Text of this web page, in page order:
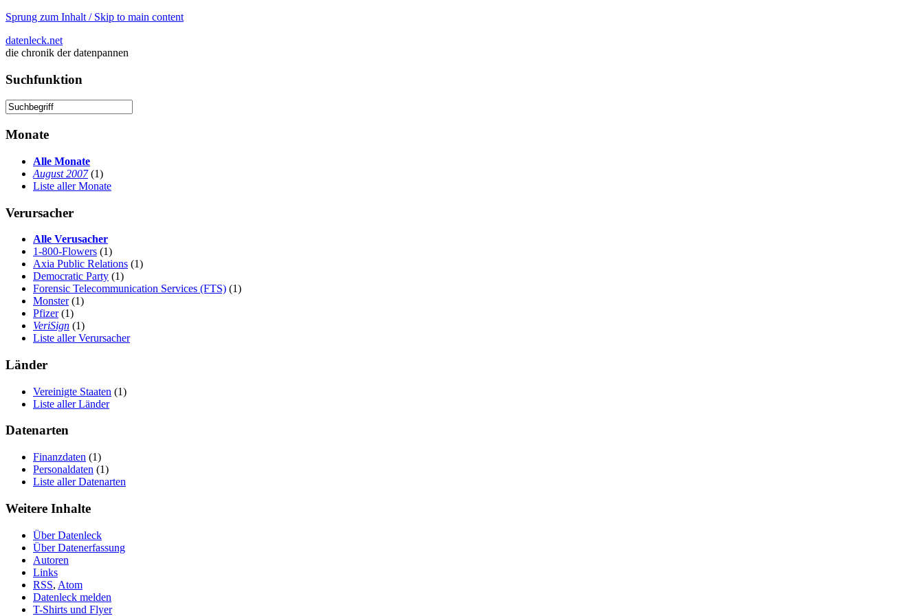
Sprung zum Inhalt / Skip to main content
datenleck.net
die chronik der datenpannen
Suchfunktion
Monate
Alle Monate
August 2007(1)
Liste aller Monate
Verursacher
Alle Verusacher
1-800-Flowers (1)
Axia Public Relations (1)
Democratic Party (1)
Forensic Telecommunication Services (FTS) (1)
Monster(1)
Pfizer(1)
VeriSign (1)
Liste aller Verursacher
Länder
Vereinigte Staaten (1)
Liste aller Länder
Datenarten
Finanzdaten (1)
Personaldaten (1)
Liste aller Datenarten
Weitere Inhalte
Über Datenleck
Über Datenerfassung
Autoren
Links
RSS, Atom
Datenleck melden
T-Shirts und Flyer